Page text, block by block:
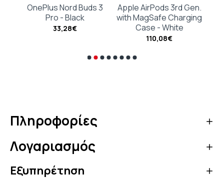
OnePlus Nord Buds 3
Pro - Black
33,28€
Apple AirPods 3rd Gen.
with MagSafe Charging
Case - White
110,08€
Πληροφορίες
Λογαριασμός
Εξυπηρέτηση